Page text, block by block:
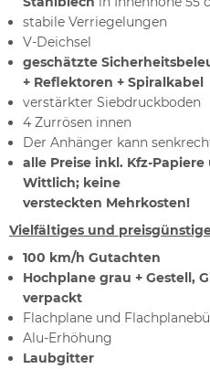
stabile Verriegelungen
V-Deichsel
geschätzte
+ Reflektoren + Spiralkabel
verstärkter Siebdruckboden
4 Zurrösen innen
Der Anhänger kann
alle Preise inkl. Kfz-
Wittlich; keine
versteckten Mehrkosten!
Vielfältiges und
100 km/h Gutachten
Hochplane grau + Gestell,
verpackt
Flachplane und
Alu-Erhöhung
Laubgitter